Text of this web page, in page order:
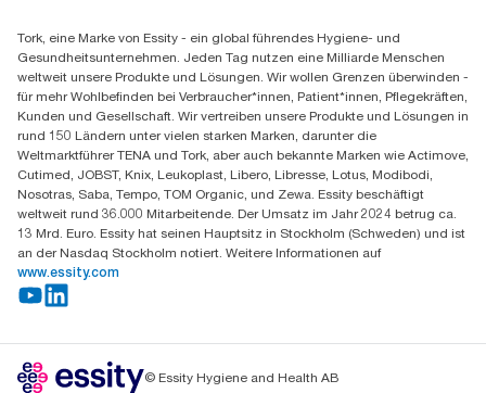
Essity Austria Vertriebs GmbH
Am Europlatz 2
1120 Wien
Mo-Do 8:00-16:30 | Fr 8:00-15:00
GLN: 9011111000026
Tork, eine Marke von Essity - ein global führendes Hygiene- und
Gesundheitsunternehmen. Jeden Tag nutzen eine Milliarde Menschen
weltweit unsere Produkte und Lösungen. Wir wollen Grenzen überwinden -
für mehr Wohlbefinden bei Verbraucher*innen, Patient*innen, Pflegekräften,
Kunden und Gesellschaft. Wir vertreiben unsere Produkte und Lösungen in
rund 150 Ländern unter vielen starken Marken, darunter die
Weltmarktführer TENA und Tork, aber auch bekannte Marken wie Actimove,
Cutimed, JOBST, Knix, Leukoplast, Libero, Libresse, Lotus, Modibodi,
Nosotras, Saba, Tempo, TOM Organic, und Zewa. Essity beschäftigt
weltweit rund 36.000 Mitarbeitende. Der Umsatz im Jahr 2024 betrug ca.
13 Mrd. Euro. Essity hat seinen Hauptsitz in Stockholm (Schweden) und ist
an der Nasdaq Stockholm notiert. Weitere Informationen auf
www.essity.com
© Essity Hygiene and Health AB